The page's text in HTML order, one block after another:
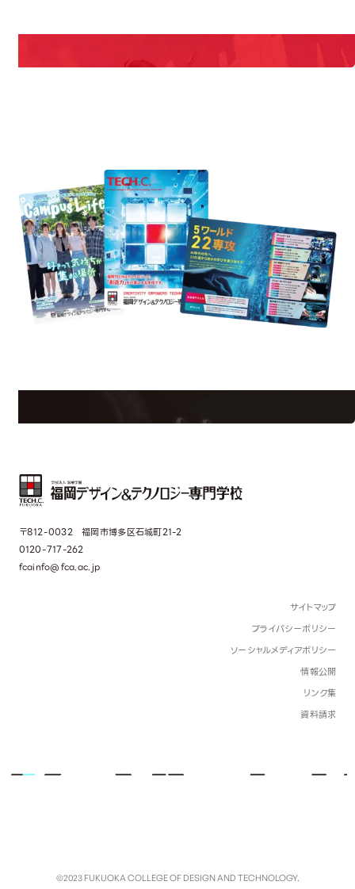
Information
〒812-0032 福岡市博多区石城町21-2
0120-717-262
fcainfo@fca.ac.jp
サイトマップ
プライバシーポリシー
ソーシャルメディアポリシー
情報公開
リンク集
資料請求
©2023 FUKUOKA COLLEGE OF DESIGN AND TECHNOLOGY.